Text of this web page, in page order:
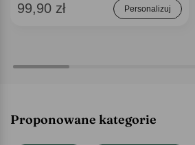
99,90 zł Personalizuj
Proponowane kategorie